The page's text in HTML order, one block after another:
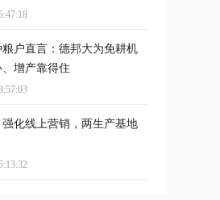
户直言：德邦大为免耕机
增产靠得住
化线上营销，两生产基地